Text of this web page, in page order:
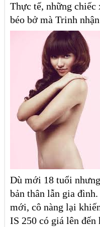
Thực tế, những chiếc
béo bở mà Trinh
Dù mới 18 tuổi
bản thân lẫn gia
mới, cô nàng lại
IS 250 có giá lên đến